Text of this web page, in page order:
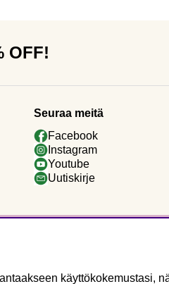
OFF!
Seuraa meitä
Facebook
Instagram
Youtube
Uutiskirje
käyttökokemustasi,